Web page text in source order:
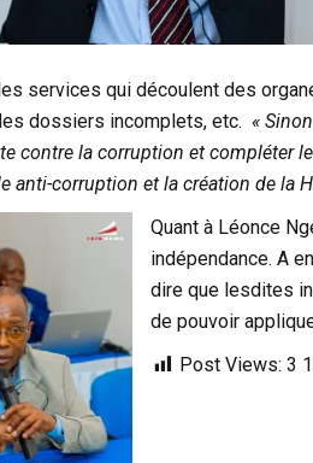
services qui découlent des
dossiers incomplets, etc. «
contre la corruption et compléter
anti-corruption et la création de la
Quant à Léonce
indépendance. A
dire que lesdites
de pouvoir
Post Views: 3